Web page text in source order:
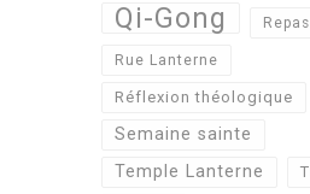
Qi-Gong
Rue Lanterne
Réflexion théologique
Semaine sainte
Temple Lanterne